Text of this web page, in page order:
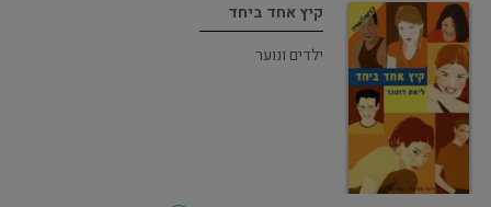
קיץ אחד ביחד
ילדים ונוער